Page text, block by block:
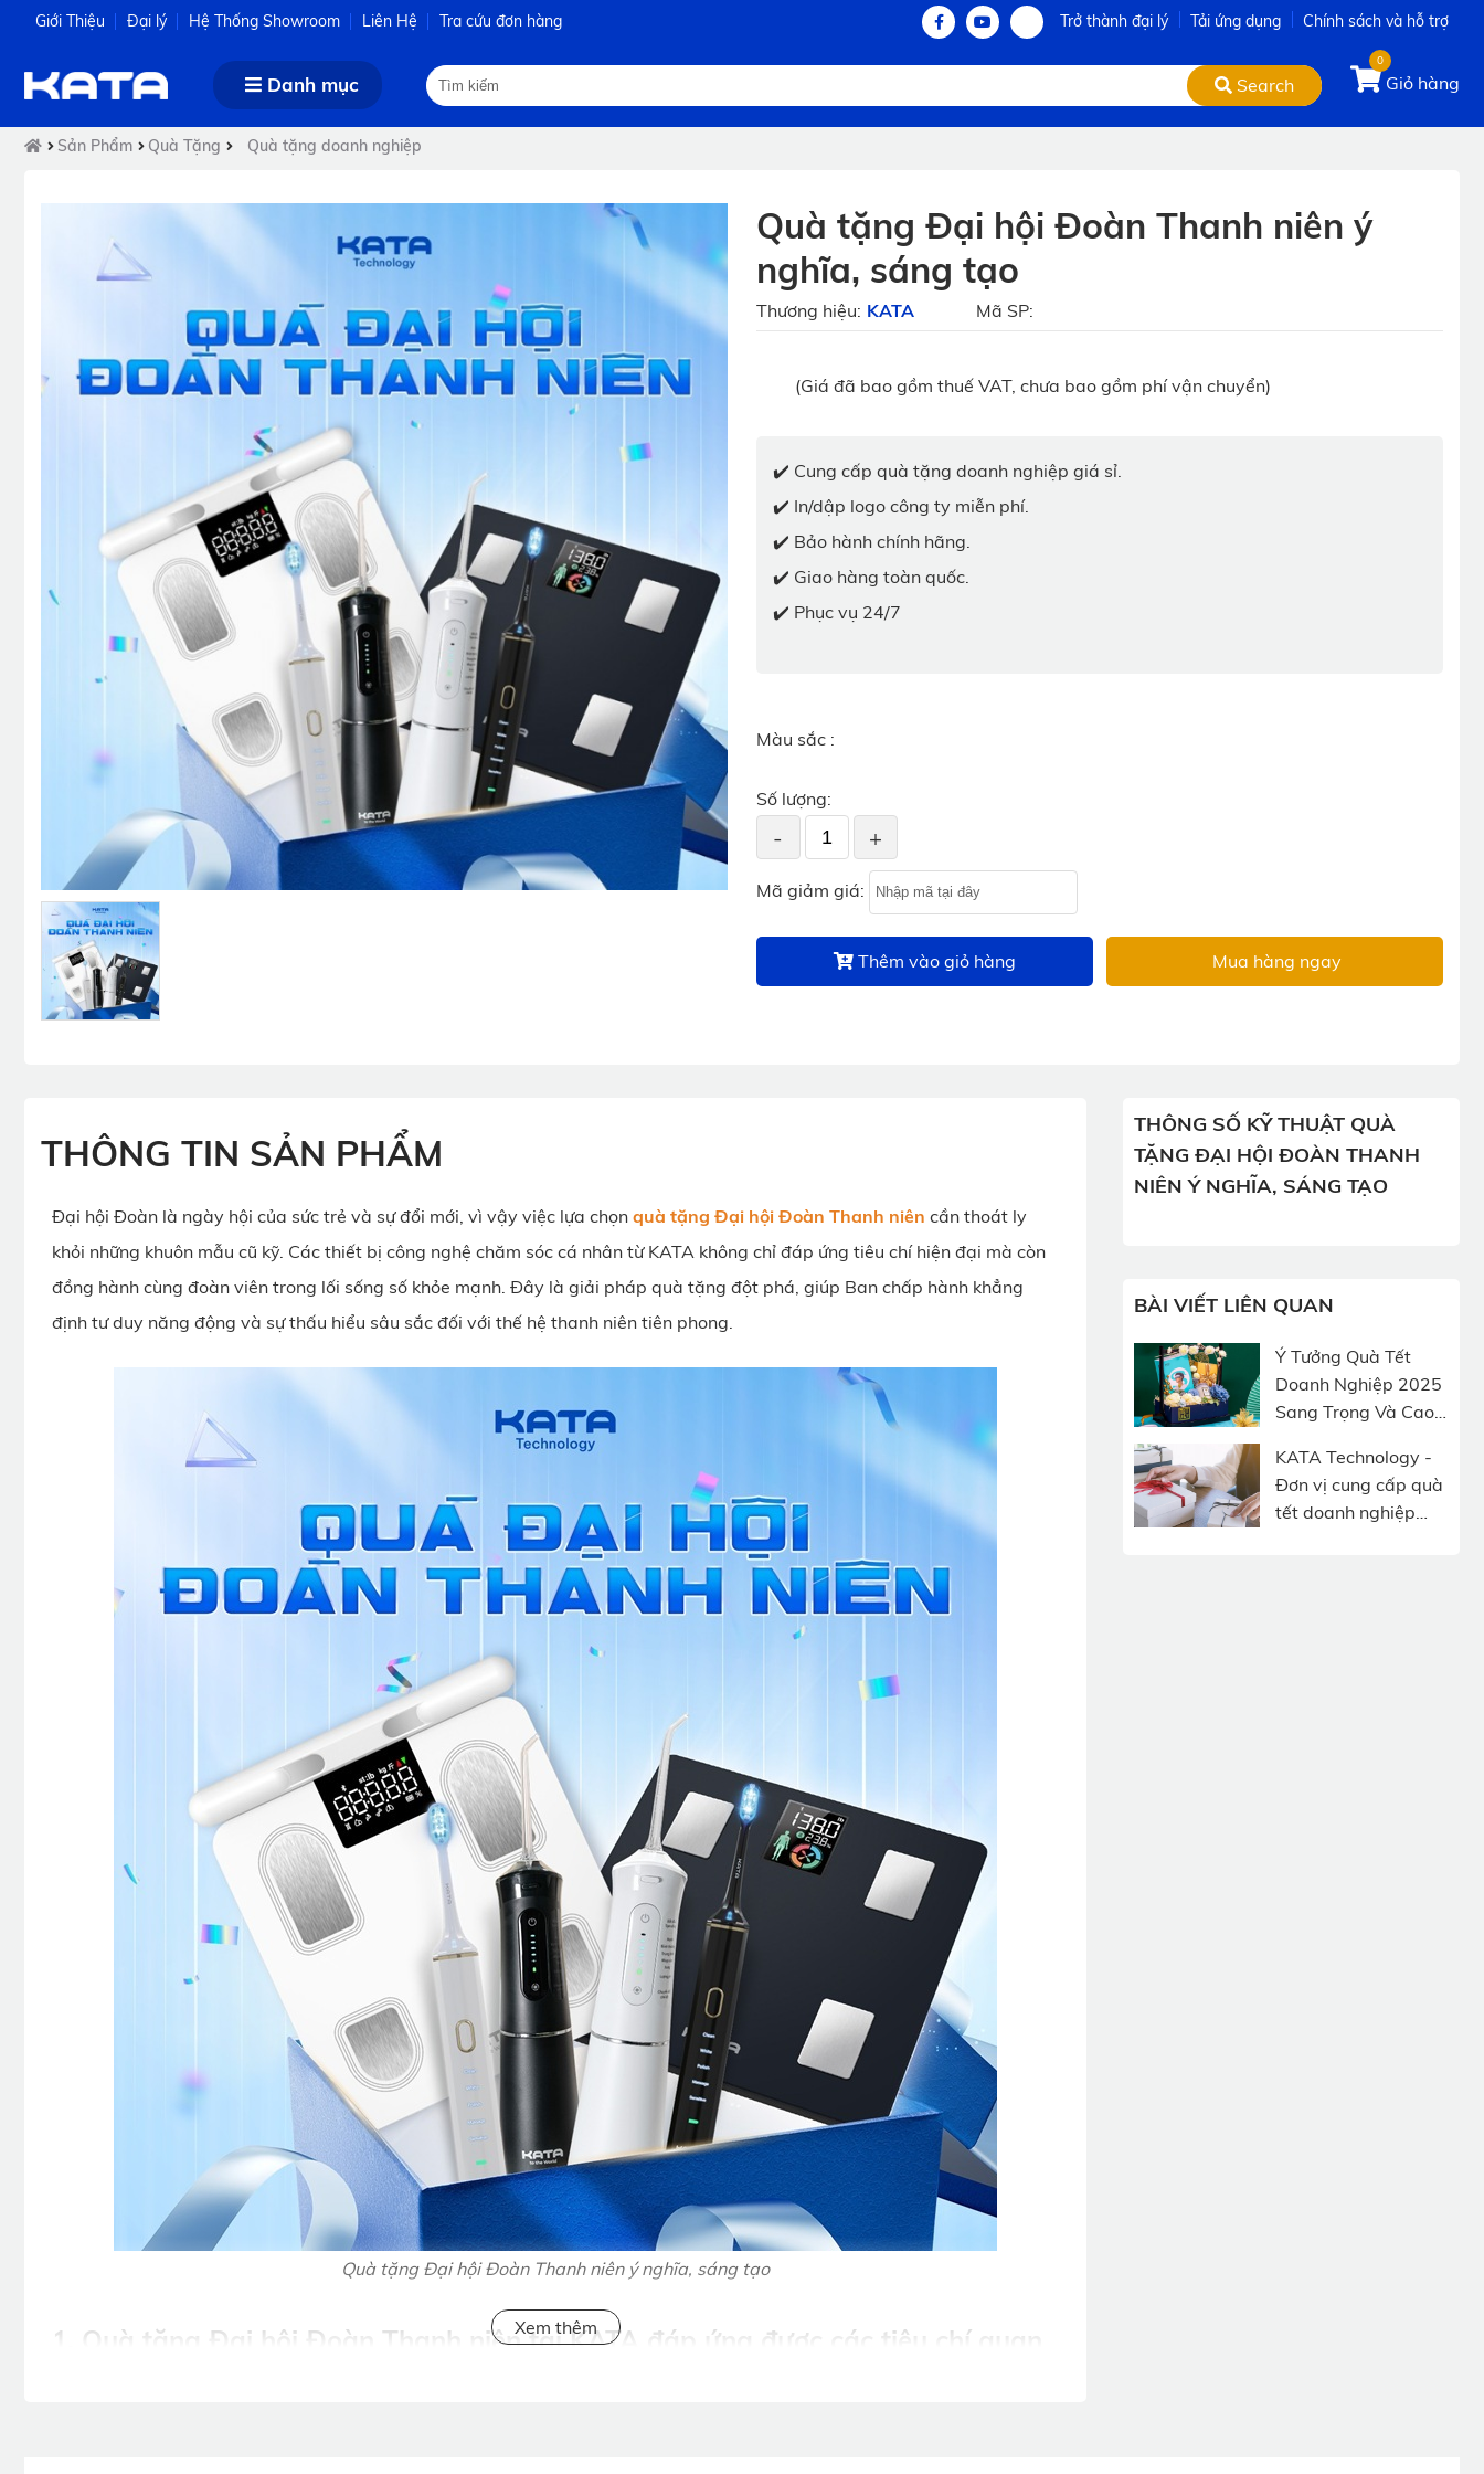
Giới Thiệu Đại lý Hệ Thống Showroom Liên Hệ Tra cứu đơn hàng Trở thành đại lý Tải ứng dụng Chính sách và hỗ trợ
Danh mục Search
0
Giỏ hàng
Sản Phẩm Quà Tặng Quà tặng doanh nghiệp
Quà tặng Đại hội Đoàn Thanh niên ý
nghĩa, sáng tạo
Thương hiệu: KATA Mã SP:
(Giá đã bao gồm thuế VAT, chưa bao gồm phí vận chuyển)
✔️ Cung cấp quà tặng doanh nghiệp giá sỉ.
✔️ In/dập logo công ty miễn phí.
✔️ Bảo hành chính hãng.
✔️ Giao hàng toàn quốc.
✔️ Phục vụ 24/7
Màu sắc :
Số lượng:
- +
Mã giảm giá:
Thêm vào giỏ hàng Mua hàng ngay
THÔNG TIN SẢN PHẨM
Đại hội Đoàn là ngày hội của sức trẻ và sự đổi mới, vì vậy việc lựa chọn quà tặng Đại hội Đoàn Thanh niên cần thoát ly
khỏi những khuôn mẫu cũ kỹ. Các thiết bị công nghệ chăm sóc cá nhân từ KATA không chỉ đáp ứng tiêu chí hiện đại mà còn
đồng hành cùng đoàn viên trong lối sống số khỏe mạnh. Đây là giải pháp quà tặng đột phá, giúp Ban chấp hành khẳng
định tư duy năng động và sự thấu hiểu sâu sắc đối với thế hệ thanh niên tiên phong.
Quà tặng Đại hội Đoàn Thanh niên ý nghĩa, sáng tạo
1. Quà tặng Đại hội Đoàn Thanh niên tại KATA đáp ứng được các tiêu chí quan
THÔNG SỐ KỸ THUẬT QUÀ
TẶNG ĐẠI HỘI ĐOÀN THANH
NIÊN Ý NGHĨA, SÁNG TẠO
BÀI VIẾT LIÊN QUAN
Ý Tưởng Quà Tết
Doanh Nghiệp 2025
Sang Trọng Và Cao
KATA Technology -
Đơn vị cung cấp quà
tết doanh nghiệp